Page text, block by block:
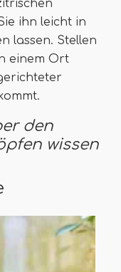
ihn leicht in
lassen. Stellen
einem Ort
den
wissen